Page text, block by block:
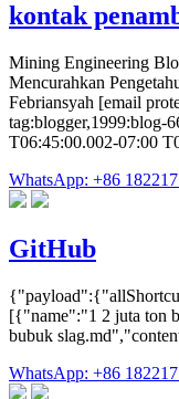
kontak
Mining Engineering
Mencurahkan
Febriansyah [email
tag:blogger,1999:blog-
T06:45:00.002-07:00
WhatsApp: +86
GitHub
[{"name":"1 2 juta ton
bubuk
WhatsApp: +86